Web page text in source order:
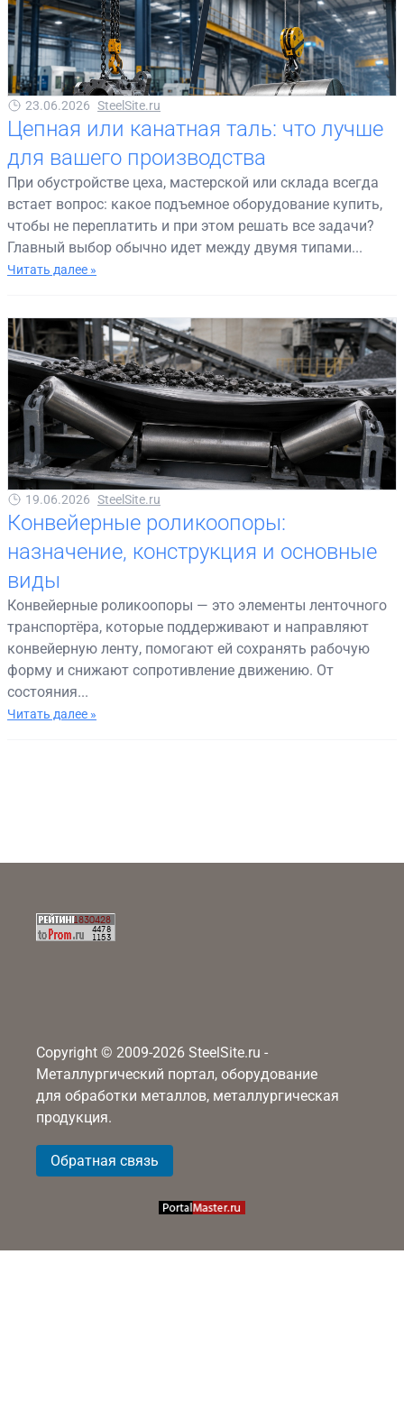
23.06.2026 SteelSite.ru
Цепная или канатная таль: что лучше
для вашего производства
При обустройстве цеха, мастерской или склада всегда
встает вопрос: какое подъемное оборудование купить,
чтобы не переплатить и при этом решать все задачи?
Главный выбор обычно идет между двумя типами...
Читать далее »
19.06.2026 SteelSite.ru
Конвейерные роликоопоры:
назначение, конструкция и основные
виды
Конвейерные роликоопоры — это элементы ленточного
транспортёра, которые поддерживают и направляют
конвейерную ленту, помогают ей сохранять рабочую
форму и снижают сопротивление движению. От
состояния...
Читать далее »
Copyright © 2009-2026 SteelSite.ru -
Металлургический портал, оборудование
для обработки металлов, металлургическая
продукция.
Обратная связь